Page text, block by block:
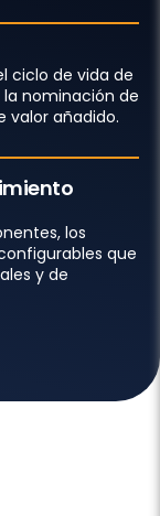
ciclo de vida de
nominación de
valor añadido.
los
que
y de